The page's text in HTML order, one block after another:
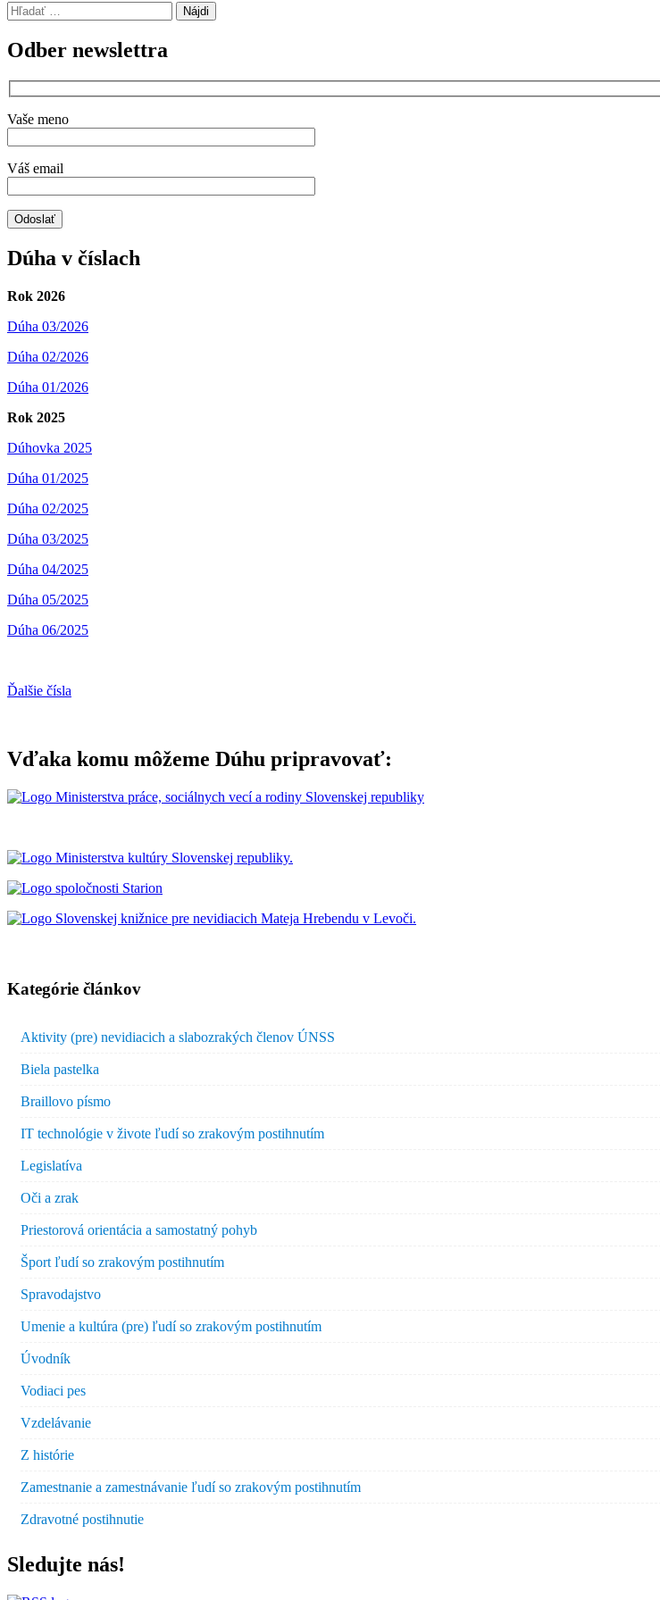
Hľadať:
Odber newslettra
Vaše meno
Váš email
Dúha v číslach
Rok 2026
Dúha 03/2026
Dúha 02/2026
Dúha 01/2026
Rok 2025
Dúhovka 2025
Dúha 01/2025
Dúha 02/2025
Dúha 03/2025
Dúha 04/2025
Dúha 05/2025
Dúha 06/2025
Ďalšie čísla
Vďaka komu môžeme Dúhu pripravovať:
Kategórie článkov
Aktivity (pre) nevidiacich a slabozrakých členov ÚNSS
Biela pastelka
Braillovo písmo
IT technológie v živote ľudí so zrakovým postihnutím
Legislatíva
Oči a zrak
Priestorová orientácia a samostatný pohyb
Šport ľudí so zrakovým postihnutím
Spravodajstvo
Umenie a kultúra (pre) ľudí so zrakovým postihnutím
Úvodník
Vodiaci pes
Vzdelávanie
Z histórie
Zamestnanie a zamestnávanie ľudí so zrakovým postihnutím
Zdravotné postihnutie
Sledujte nás!